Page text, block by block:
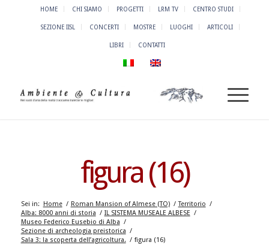
HOME CHI SIAMO PROGETTI LRM TV CENTRO STUDI
SEZIONE IISL CONCERTI MOSTRE LUOGHI ARTICOLI
LIBRI CONTATTI
figura (16)
Sei in: Home / Roman Mansion of Almese (TO) / Territorio /
Alba: 8000 anni di storia / IL SISTEMA MUSEALE ALBESE /
Museo Federico Eusebio di Alba /
Sezione di archeologia preistorica /
Sala 3: la scoperta dell’agricoltura. / figura (16)